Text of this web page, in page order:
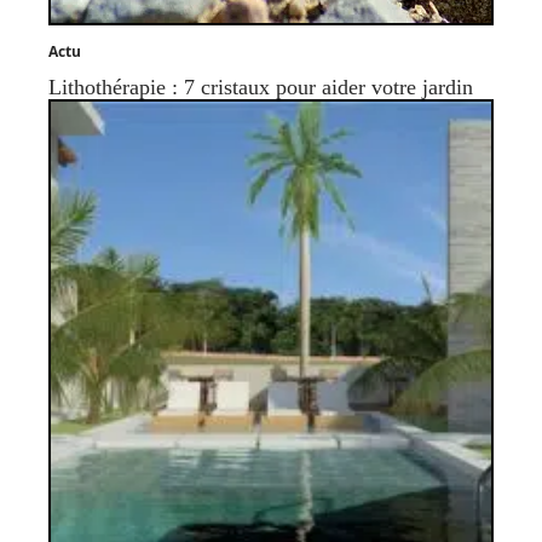
Actu
Lithothérapie : 7 cristaux pour aider votre jardin